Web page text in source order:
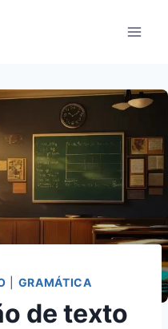
GRAMÁTICA
de texto